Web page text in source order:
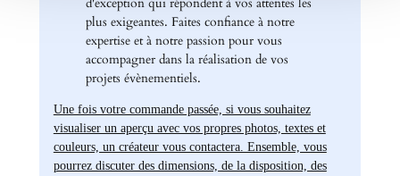
plus exigeantes. Faites confiance à notre
expertise et à notre passion pour vous
accompagner dans la réalisation de vos
projets évènementiels.
Une fois votre commande passée, si vous souhaitez
visualiser un aperçu avec vos propres photos, textes et
couleurs, un créateur vous contactera. Ensemble, vous
pourrez discuter des dimensions, de la disposition, des